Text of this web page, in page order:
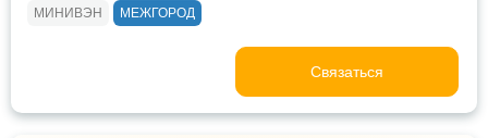
МИНИВЭН МЕЖГОРОД
Связаться